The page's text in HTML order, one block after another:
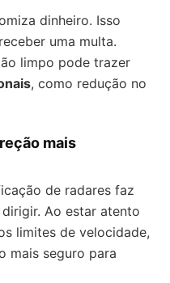
dinheiro. Isso
uma multa.
limpo pode trazer
, como redução no
mais
de radares faz
Ao estar atento
limites de velocidade,
mais seguro para